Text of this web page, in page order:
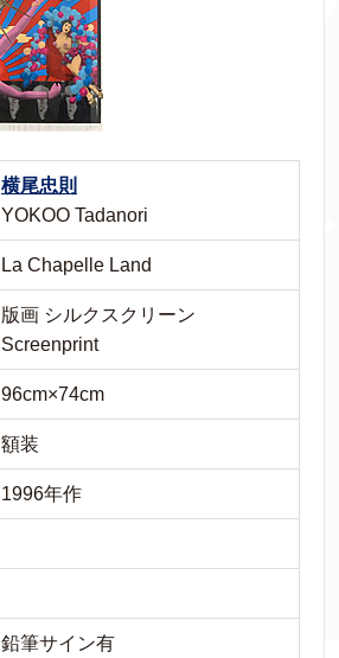
横尾忠則
YOKOO Tadanori
La Chapelle Land
版画 シルクスクリーン
Screenprint
96cm×74cm
額装
1996年作
鉛筆サイン有